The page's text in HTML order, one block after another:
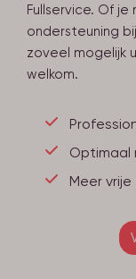
Fullservice. Of
ondersteuning
zoveel mogelijk
welkom.
Optimaal
Meer vrije